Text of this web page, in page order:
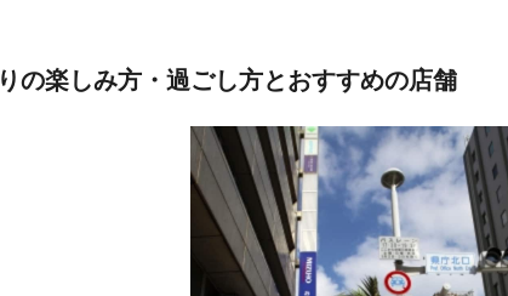
の楽しみ方・過ごし方とおすすめの店舗